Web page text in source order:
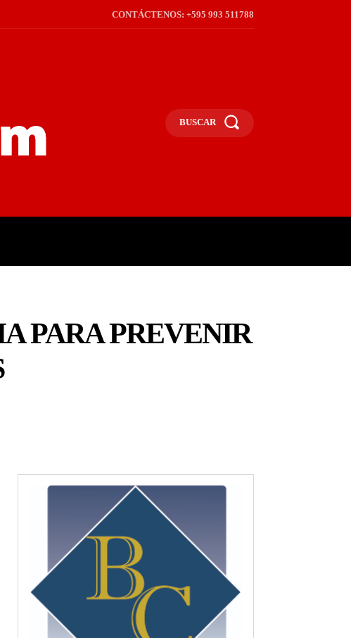
CONTÁCTENOS: +595 993 511788
BUSCAR
PARA PREVENIR